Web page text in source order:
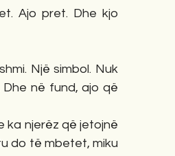
Ajo pret. Dhe kjo
Një simbol. Nuk
në fund, ajo që
ka njerëz që jetojnë
do të mbetet, miku